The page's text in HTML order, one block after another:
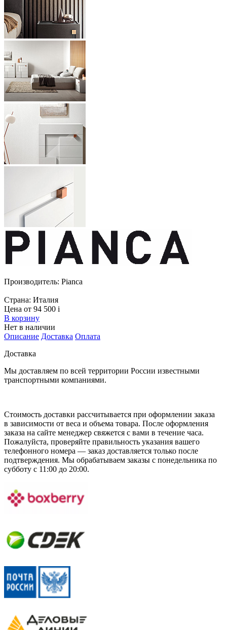
Производитель: Pianca
Страна: Италия
Цена от 94 500 i
В корзину
Нет в наличии
Описание Доставка Оплата
Доставка
Мы доставляем по всей территории России известными
транспортными компаниями.
Стоимость доставки рассчитывается при оформлении заказа
в зависимости от веса и объема товара. После оформления
заказа на сайте менеджер свяжется с вами в течение часа.
Пожалуйста, проверяйте правильность указания вашего
телефонного номера — заказ доставляется только после
подтверждения. Мы обрабатываем заказы с понедельника по
субботу с 11:00 до 20:00.